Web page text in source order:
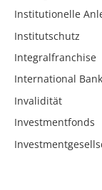
Institutionelle
Institutschutz
Integralfranchise
International
Invalidität
Investmentfonds